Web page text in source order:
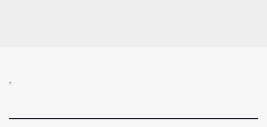
.